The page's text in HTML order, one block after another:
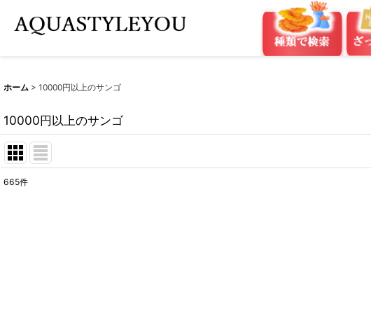
ホーム > 10000円以上のサンゴ
10000円以上のサンゴ
665件